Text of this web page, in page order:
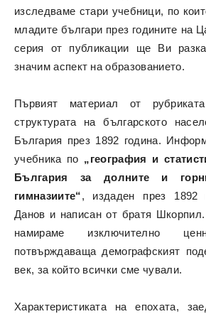
изследваме стари учебници, по
младите българи през годините на
серия от публикации ще Ви
значим аспект на образованието.
Първият материал от
структурата на българското
България през 1892 година.
учебника по „география и
България за долните и
гимназиите“, издаден през 1892
Данов и написан от братя
намираме изключително
потвърждаваща демографският
век, за който всички сме чували.
Характеристиката на епохата,